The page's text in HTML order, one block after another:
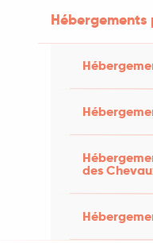
des
!